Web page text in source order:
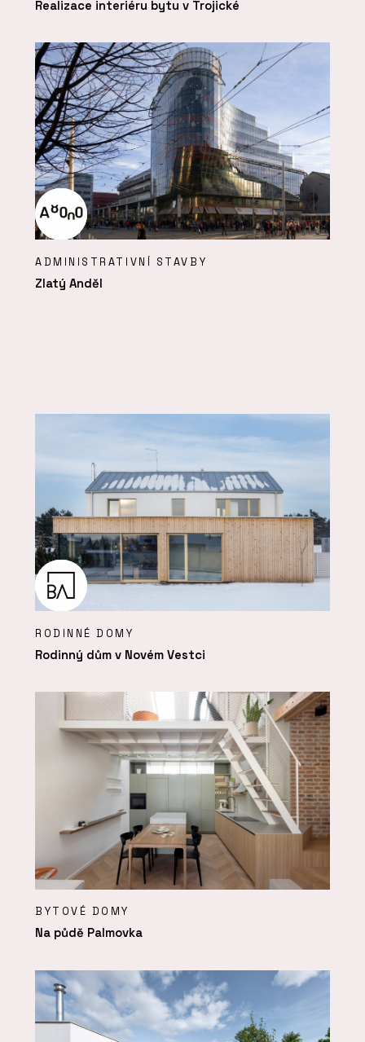
Realizace interiéru bytu v Trojické
ADMINISTRATIVNÍ STAVBY
Zlatý Anděl
RODINNÉ DOMY
Rodinný dům v Novém Vestci
BYTOVÉ DOMY
Na půdě Palmovka